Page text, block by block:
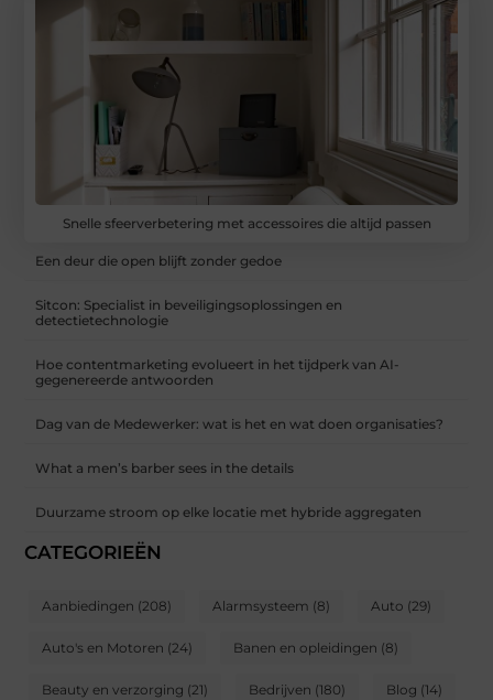
Snelle sfeerverbetering met accessoires die altijd passen
Een deur die open blijft zonder gedoe
Sitcon: Specialist in beveiligingsoplossingen en
detectietechnologie
Hoe contentmarketing evolueert in het tijdperk van AI-
gegenereerde antwoorden
Dag van de Medewerker: wat is het en wat doen organisaties?
What a men’s barber sees in the details
Duurzame stroom op elke locatie met hybride aggregaten
CATEGORIEËN
Aanbiedingen (208) Alarmsysteem (8) Auto (29)
Auto's en Motoren (24) Banen en opleidingen (8)
Beauty en verzorging (21) Bedrijven (180) Blog (14)